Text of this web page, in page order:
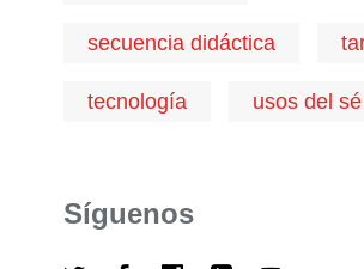
secuencia didáctica
tecnología usos del sé
Síguenos